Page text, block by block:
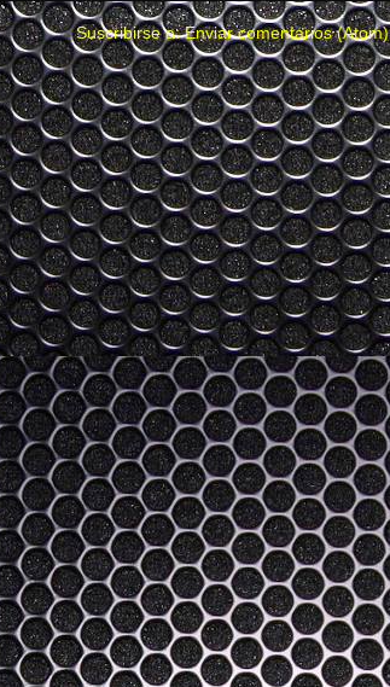
Suscribirse a:Enviar comentarios (Atom)